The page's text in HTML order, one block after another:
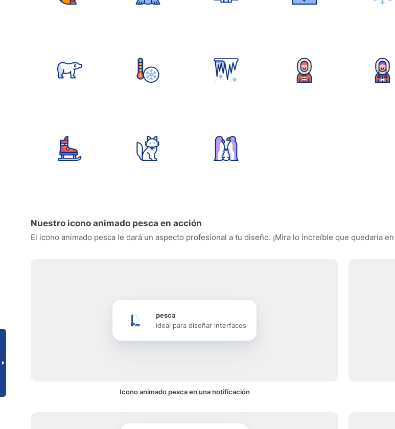
Nuestro icono animado pesca en acción
El icono animado pesca le dará un aspecto profesional a tu diseño. ¡Mira lo increíble que quedaría
pesca
Ideal para diseñar interfaces
Icono animado pesca en una notificación